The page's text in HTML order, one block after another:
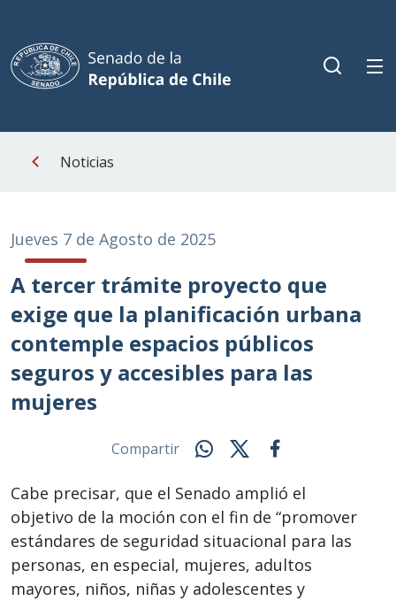
Noticias
Jueves 7 de Agosto de 2025
A tercer trámite proyecto que
exige que la planificación urbana
contemple espacios públicos
seguros y accesibles para las
mujeres
Compartir
Cabe precisar, que el Senado amplió el
objetivo de la moción con el fin de “promover
estándares de seguridad situacional para las
personas, en especial, mujeres, adultos
mayores, niños, niñas y adolescentes y